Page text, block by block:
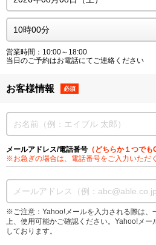
営業時間：10:00～18:00
当日のご予約はお電話にてご連絡ください
お客様情報 必須
メールアドレス/電話番号 （どちらか１つでも
※お急ぎの場合は、電話番号をご入力いただ
※ご注意：Yahoo!メールを入力される際は、
上、使用可能かご確認ください。Yahoo!メ
しております。